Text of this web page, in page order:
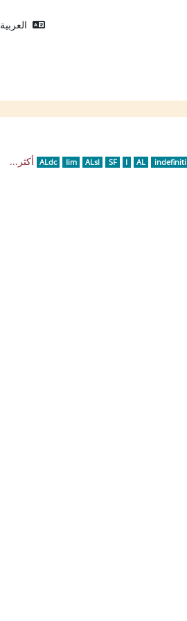
العربية ‎(ar)‎
indefiniti
AL
I
SF
ALsl
Iim
ALdc أكثر...